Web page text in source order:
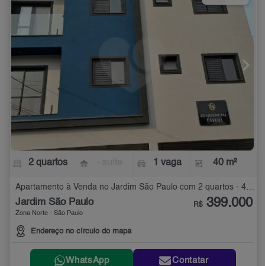
2 quartos 1 vaga 40 m²
Apartamento à Venda no Jardim São Paulo com 2 quartos - 40 m²
Jardim São Paulo
Zona Norte - São Paulo
Endereço no círculo do mapa
R$ 399.000
WhatsApp Contatar